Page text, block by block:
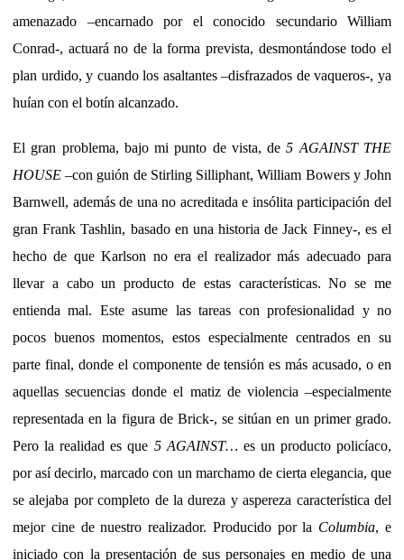
amenazado –encarnado por el conocido secundario William
Conrad-, actuará no de la forma prevista, desmontándose todo el
plan urdido, y cuando los asaltantes –disfrazados de vaqueros-, ya
huían con el botín alcanzado.
El gran problema, bajo mi punto de vista, de5 AGAINST THE
HOUSE–con guión de Stirling Silliphant, William Bowers y John
Barnwell, además de una no acreditada e insólita participación del
gran Frank Tashlin, basado en una historia de Jack Finney-, es el
hecho de que Karlson no era el realizador más adecuado para
llevar a cabo un producto de estas características. No se me
entienda mal. Este asume las tareas con profesionalidad y no
pocos buenos momentos, estos especialmente centrados en su
parte final, donde el componente de tensión es más acusado, o en
aquellas secuencias donde el matiz de violencia –especialmente
representada en la figura de Brick-, se sitúan en un primer grado.
Pero la realidad es que 5 AGAINST… es un producto policíaco,
por así decirlo, marcado con un marchamo de cierta elegancia, que
se alejaba por completo de la dureza y aspereza característica del
mejor cine de nuestro realizador. Producido por la Columbia, e
iniciado con la presentación de sus personajes en medio de una